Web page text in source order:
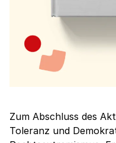
Zum Abschluss des
Toleranz und